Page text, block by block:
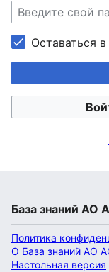
Оставаться
База знаний АО
Политика
О База знаний АО
Настольная версия